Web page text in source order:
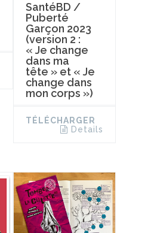
SantéBD /
Puberté
Garçon 2023
(version 2 :
« Je change
dans ma
tête » et « Je
change dans
mon corps »)
TÉLÉCHARGER
Details